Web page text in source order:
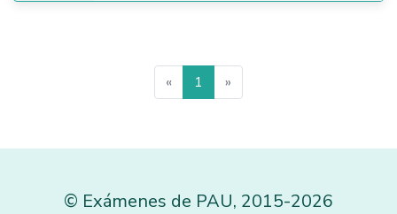
« 1 »
© Exámenes de PAU, 2015-2026